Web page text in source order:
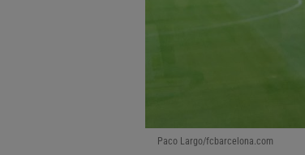
Paco Largo/fcbarcelona.com